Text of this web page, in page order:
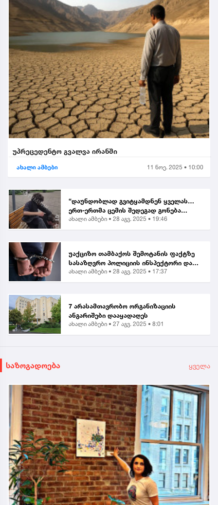
უპრეცედენტო გვალვა ირანში
ახალი ამბები 11 ნოე. 2025 • 10:00
“დაუნდობლად გვიტყამდნენ ყველას…
ერთ-ერთმა ცემის შედეგად გონება
დაკარგა” | მოქალაქე ბათუმში მომხდარ
ახალი ამბები • 28 აგვ. 2025 • 19:46
უაქციზო თამბაქოს შემოტანის ფაქტზე
სასაზღვრო პოლიციის ინსპექტორი და
ერთი პირი დააკავეს
ახალი ამბები • 28 აგვ. 2025 • 17:37
7 არასამთავრობო ორგანიზაციის
ანგარიშები დააყადაღეს
ახალი ამბები • 27 აგვ. 2025 • 8:01
საზოგადოება ყველა